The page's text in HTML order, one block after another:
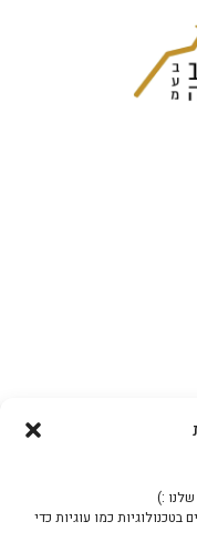
:)
כמו עוגיות כדי